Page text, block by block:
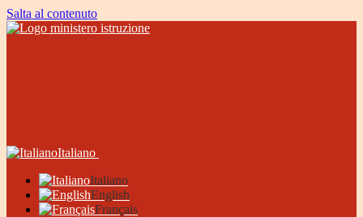
Salta al contenuto
Italiano
Italiano
English
Français